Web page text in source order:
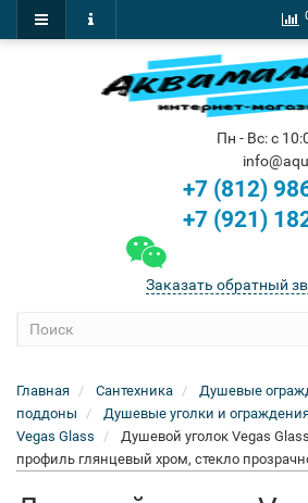
Пн - Вс: с
+7 (812)
+7 (921)
Заказать обратный
Главная Сантехника
Душевые
поддоны
Душевые уголки и
Vegas Glass
Душевой уголок Vegas
профиль глянцевый хром, стекло